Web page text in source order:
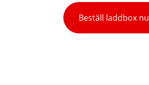
Beställ laddbox nu